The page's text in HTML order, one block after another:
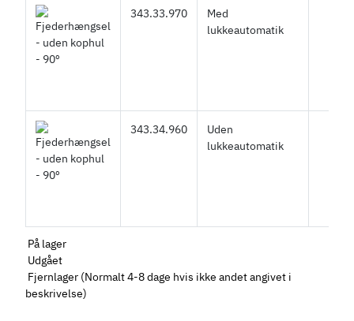
343.33.970
Med
lukkeautomatik
343.34.960
Uden
lukkeautomatik
På lager
Udgået
Fjernlager (Normalt 4-8 dage hvis ikke andet angivet i
beskrivelse)